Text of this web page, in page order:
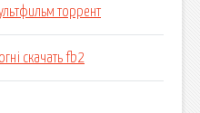
торрент
скачать fb2